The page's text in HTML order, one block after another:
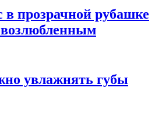
в прозрачной рубашке
возлюбленным
увлажнять губы